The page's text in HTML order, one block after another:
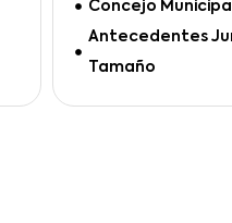
Concejo Municipal
Antecedentes
Tamaño